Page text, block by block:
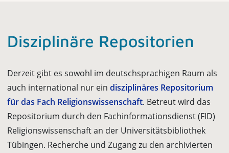
Diszipli­näre Reposi­torien
Derzeit gibt es sowohl im deutschsprachigen Raum als
auch international nur ein disziplinäres Repositorium
für das Fach Religionswissenschaft. Betreut wird das
Repositorium durch den Fachinformationsdienst (FID)
Religionswissenschaft an der Universitätsbibliothek
Tübingen. Recherche und Zugang zu den archivierten